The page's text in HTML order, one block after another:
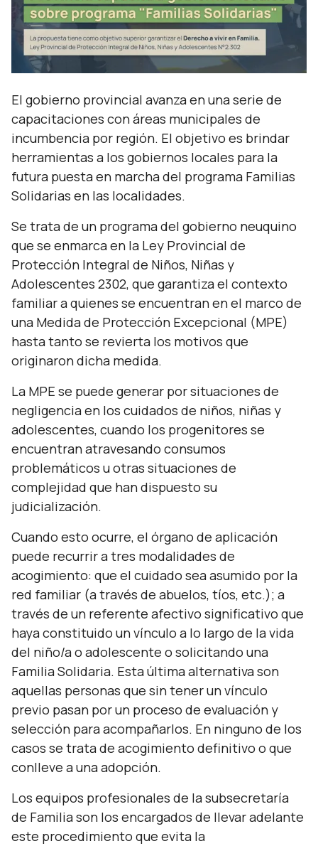
El gobierno provincial avanza en una serie de
capacitaciones con áreas municipales de
incumbencia por región. El objetivo es brindar
herramientas a los gobiernos locales para la
futura puesta en marcha del programa Familias
Solidarias en las localidades.
Se trata de un programa del gobierno neuquino
que se enmarca en la Ley Provincial de
Protección Integral de Niños, Niñas y
Adolescentes 2302, que garantiza el contexto
familiar a quienes se encuentran en el marco de
una Medida de Protección Excepcional (MPE)
hasta tanto se revierta los motivos que
originaron dicha medida.
La MPE se puede generar por situaciones de
negligencia en los cuidados de niños, niñas y
adolescentes, cuando los progenitores se
encuentran atravesando consumos
problemáticos u otras situaciones de
complejidad que han dispuesto su
judicialización.
Cuando esto ocurre, el órgano de aplicación
puede recurrir a tres modalidades de
acogimiento: que el cuidado sea asumido por la
red familiar (a través de abuelos, tíos, etc.); a
través de un referente afectivo significativo que
haya constituido un vínculo a lo largo de la vida
del niño/a o adolescente o solicitando una
Familia Solidaria. Esta última alternativa son
aquellas personas que sin tener un vínculo
previo pasan por un proceso de evaluación y
selección para acompañarlos. En ninguno de los
casos se trata de acogimiento definitivo o que
conlleve a una adopción.
Los equipos profesionales de la subsecretaría
de Familia son los encargados de llevar adelante
este procedimiento que evita la